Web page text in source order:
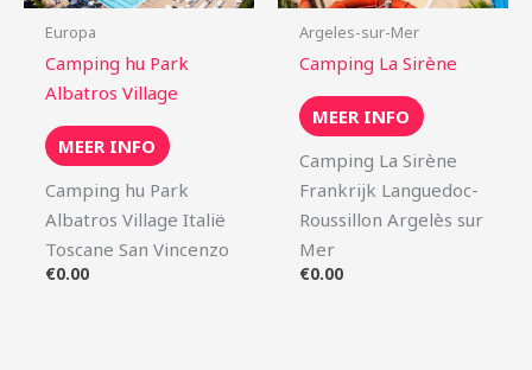
Europa
Camping hu Park
Albatros Village
MEER INFO
Camping hu Park
Albatros Village Italië
Toscane San Vincenzo
€0.00
Argeles-sur-Mer
Camping La Sirène
MEER INFO
Camping La Sirène
Frankrijk Languedoc-
Roussillon Argelès sur
Mer
€0.00